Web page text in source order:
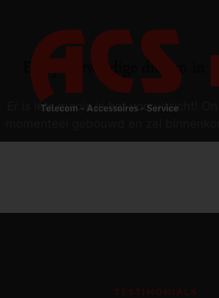
Er zijn geweldige dingen in
Er is iets moois in het vooruitzicht!
momenteel gebouwd en zal
TESTIMONIALS